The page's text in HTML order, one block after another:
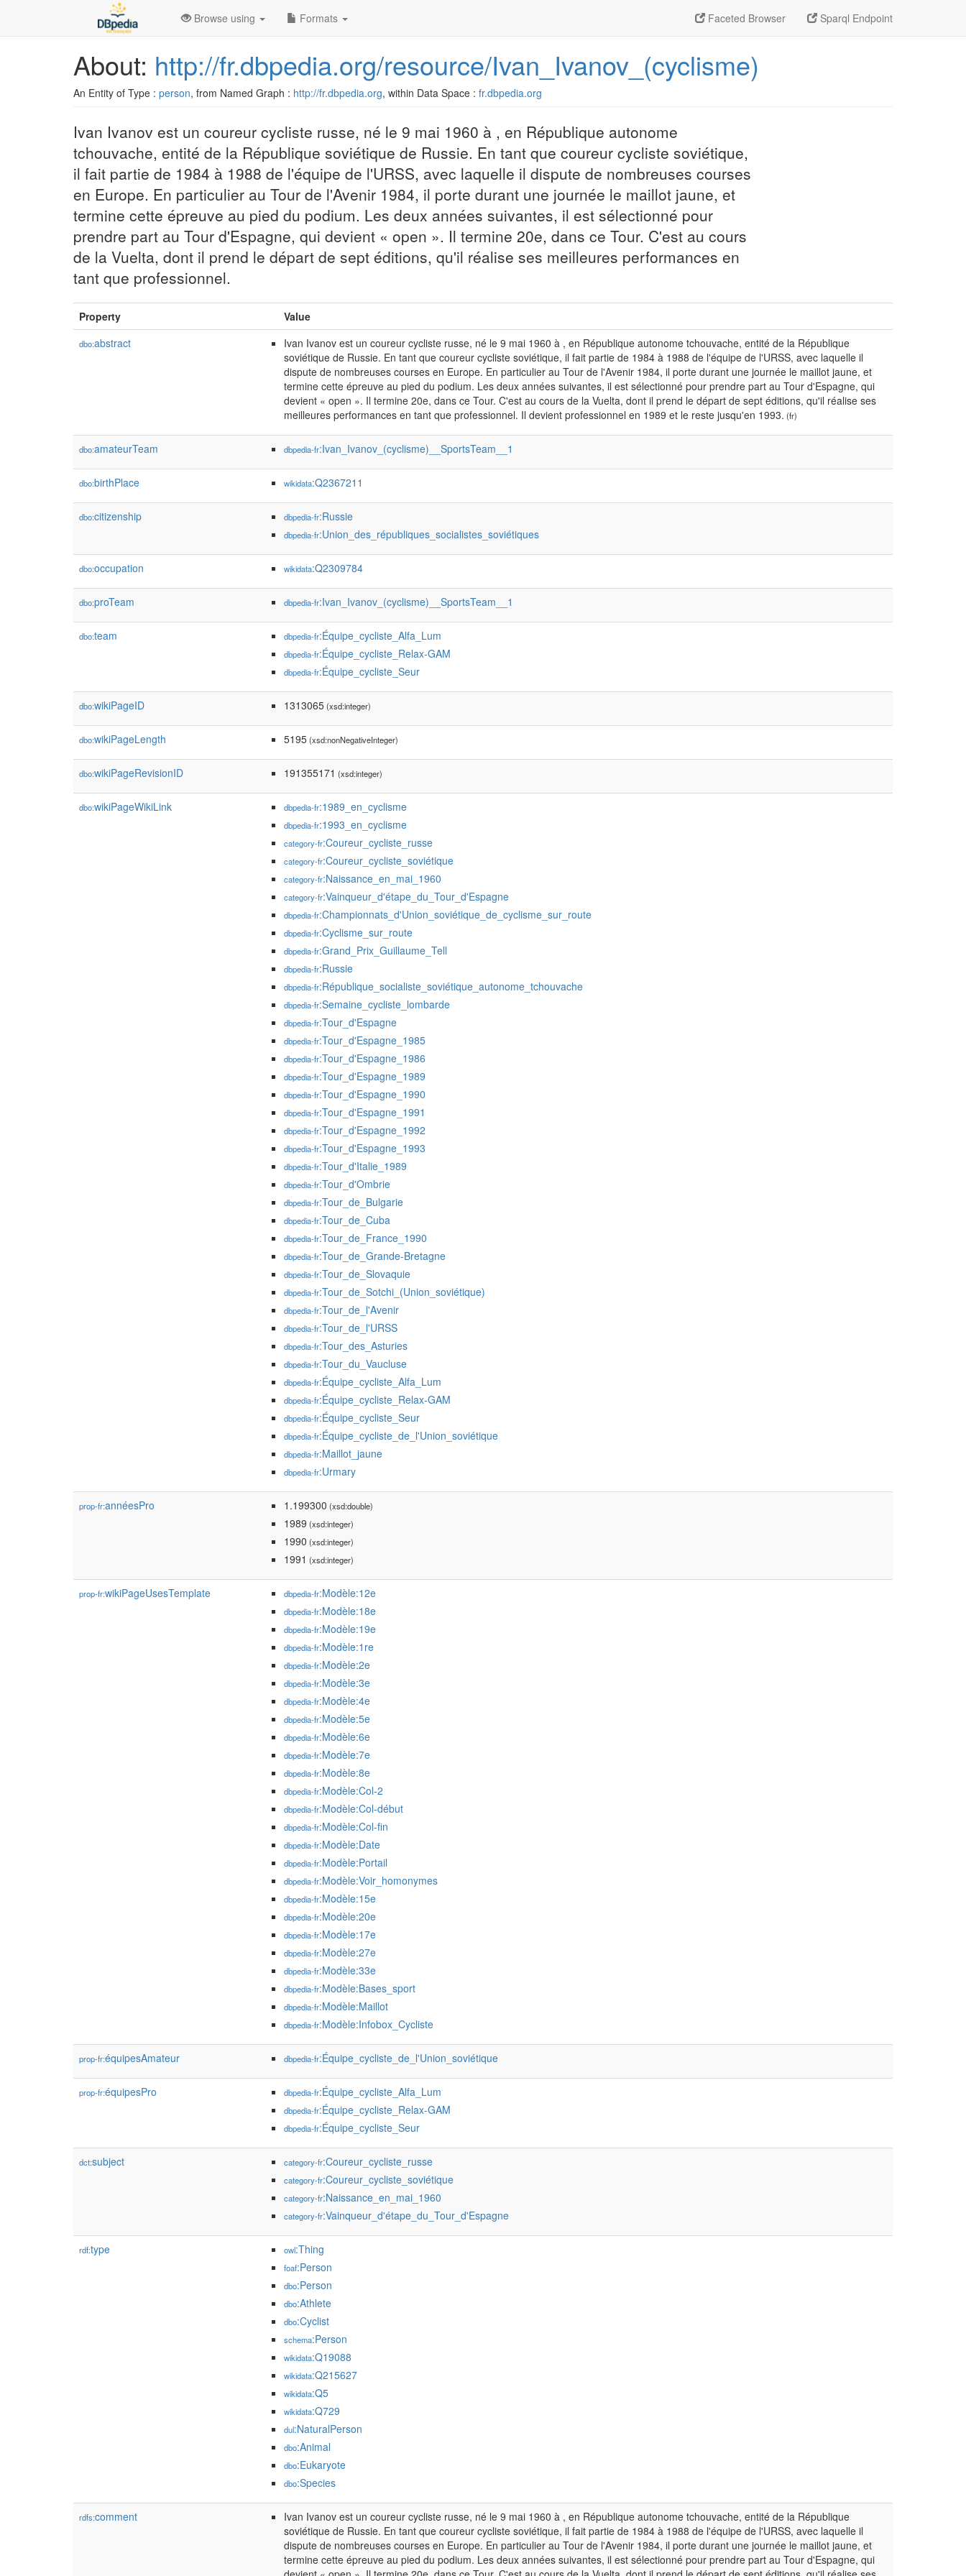
Faceted Browser Sparql Endpoint
Browse using Formats
About: http://fr.dbpedia.org/resource/Ivan_Ivanov_(cyclisme)
An Entity of Type : person, from Named Graph : http://fr.dbpedia.org, within Data Space : fr.dbpedia.org
Ivan Ivanov est un coureur cycliste russe, né le 9 mai 1960 à , en République autonome
tchouvache, entité de la République soviétique de Russie. En tant que coureur cycliste soviétique,
il fait partie de 1984 à 1988 de l'équipe de l'URSS, avec laquelle il dispute de nombreuses courses
en Europe. En particulier au Tour de l'Avenir 1984, il porte durant une journée le maillot jaune, et
termine cette épreuve au pied du podium. Les deux années suivantes, il est sélectionné pour
prendre part au Tour d'Espagne, qui devient « open ». Il termine 20e, dans ce Tour. C'est au cours
de la Vuelta, dont il prend le départ de sept éditions, qu'il réalise ses meilleures performances en
tant que professionnel.
Property Value
dbo:abstract
Ivan Ivanov est un coureur cycliste russe, né le 9 mai 1960 à , en République autonome tchouvache, entité de la République
soviétique de Russie. En tant que coureur cycliste soviétique, il fait partie de 1984 à 1988 de l'équipe de l'URSS, avec laquelle il
dispute de nombreuses courses en Europe. En particulier au Tour de l'Avenir 1984, il porte durant une journée le maillot jaune, et
termine cette épreuve au pied du podium. Les deux années suivantes, il est sélectionné pour prendre part au Tour d'Espagne, qui
devient « open ». Il termine 20e, dans ce Tour. C'est au cours de la Vuelta, dont il prend le départ de sept éditions, qu'il réalise ses
meilleures performances en tant que professionnel. Il devient professionnel en 1989 et le reste jusqu'en 1993. (fr)
dbo:amateurTeam dbpedia-fr:Ivan_Ivanov_(cyclisme)__SportsTeam__1
dbo:birthPlace wikidata:Q2367211
dbo:citizenship dbpedia-fr:Russie
dbpedia-fr:Union_des_républiques_socialistes_soviétiques
dbo:occupation wikidata:Q2309784
dbo:proTeam dbpedia-fr:Ivan_Ivanov_(cyclisme)__SportsTeam__1
dbo:team dbpedia-fr:Équipe_cycliste_Alfa_Lum
dbpedia-fr:Équipe_cycliste_Relax-GAM
dbpedia-fr:Équipe_cycliste_Seur
dbo:wikiPageID 1313065(xsd:integer)
dbo:wikiPageLength 5195(xsd:nonNegativeInteger)
dbo:wikiPageRevisionID 191355171 (xsd:integer)
dbo:wikiPageWikiLink dbpedia-fr:1989_en_cyclisme
dbpedia-fr:1993_en_cyclisme
category-fr:Coureur_cycliste_russe
category-fr:Coureur_cycliste_soviétique
category-fr:Naissance_en_mai_1960
category-fr:Vainqueur_d'étape_du_Tour_d'Espagne
dbpedia-fr:Championnats_d'Union_soviétique_de_cyclisme_sur_route
dbpedia-fr:Cyclisme_sur_route
dbpedia-fr:Grand_Prix_Guillaume_Tell
dbpedia-fr:Russie
dbpedia-fr:République_socialiste_soviétique_autonome_tchouvache
dbpedia-fr:Semaine_cycliste_lombarde
dbpedia-fr:Tour_d'Espagne
dbpedia-fr:Tour_d'Espagne_1985
dbpedia-fr:Tour_d'Espagne_1986
dbpedia-fr:Tour_d'Espagne_1989
dbpedia-fr:Tour_d'Espagne_1990
dbpedia-fr:Tour_d'Espagne_1991
dbpedia-fr:Tour_d'Espagne_1992
dbpedia-fr:Tour_d'Espagne_1993
dbpedia-fr:Tour_d'Italie_1989
dbpedia-fr:Tour_d'Ombrie
dbpedia-fr:Tour_de_Bulgarie
dbpedia-fr:Tour_de_Cuba
dbpedia-fr:Tour_de_France_1990
dbpedia-fr:Tour_de_Grande-Bretagne
dbpedia-fr:Tour_de_Slovaquie
dbpedia-fr:Tour_de_Sotchi_(Union_soviétique)
dbpedia-fr:Tour_de_l'Avenir
dbpedia-fr:Tour_de_l'URSS
dbpedia-fr:Tour_des_Asturies
dbpedia-fr:Tour_du_Vaucluse
dbpedia-fr:Équipe_cycliste_Alfa_Lum
dbpedia-fr:Équipe_cycliste_Relax-GAM
dbpedia-fr:Équipe_cycliste_Seur
dbpedia-fr:Équipe_cycliste_de_l'Union_soviétique
dbpedia-fr:Maillot_jaune
dbpedia-fr:Urmary
prop-fr:annéesPro 1.199300 (xsd:double)
1989 (xsd:integer)
1990 (xsd:integer)
1991 (xsd:integer)
prop-fr:wikiPageUsesTemplate dbpedia-fr:Modèle:12e
dbpedia-fr:Modèle:18e
dbpedia-fr:Modèle:19e
dbpedia-fr:Modèle:1re
dbpedia-fr:Modèle:2e
dbpedia-fr:Modèle:3e
dbpedia-fr:Modèle:4e
dbpedia-fr:Modèle:5e
dbpedia-fr:Modèle:6e
dbpedia-fr:Modèle:7e
dbpedia-fr:Modèle:8e
dbpedia-fr:Modèle:Col-2
dbpedia-fr:Modèle:Col-début
dbpedia-fr:Modèle:Col-fin
dbpedia-fr:Modèle:Date
dbpedia-fr:Modèle:Portail
dbpedia-fr:Modèle:Voir_homonymes
dbpedia-fr:Modèle:15e
dbpedia-fr:Modèle:20e
dbpedia-fr:Modèle:17e
dbpedia-fr:Modèle:27e
dbpedia-fr:Modèle:33e
dbpedia-fr:Modèle:Bases_sport
dbpedia-fr:Modèle:Maillot
dbpedia-fr:Modèle:Infobox_Cycliste
prop-fr:équipesAmateur dbpedia-fr:Équipe_cycliste_de_l'Union_soviétique
prop-fr:équipesPro dbpedia-fr:Équipe_cycliste_Alfa_Lum
dbpedia-fr:Équipe_cycliste_Relax-GAM
dbpedia-fr:Équipe_cycliste_Seur
dct:subject category-fr:Coureur_cycliste_russe
category-fr:Coureur_cycliste_soviétique
category-fr:Naissance_en_mai_1960
category-fr:Vainqueur_d'étape_du_Tour_d'Espagne
rdf:type owl:Thing
foaf:Person
dbo:Person
dbo:Athlete
dbo:Cyclist
schema:Person
wikidata:Q19088
wikidata:Q215627
wikidata:Q5
wikidata:Q729
dul:NaturalPerson
dbo:Animal
dbo:Eukaryote
dbo:Species
rdfs:comment
Ivan Ivanov est un coureur cycliste russe, né le 9 mai 1960 à , en République autonome tchouvache, entité de la République
soviétique de Russie. En tant que coureur cycliste soviétique, il fait partie de 1984 à 1988 de l'équipe de l'URSS, avec laquelle il
dispute de nombreuses courses en Europe. En particulier au Tour de l'Avenir 1984, il porte durant une journée le maillot jaune, et
termine cette épreuve au pied du podium. Les deux années suivantes, il est sélectionné pour prendre part au Tour d'Espagne, qui